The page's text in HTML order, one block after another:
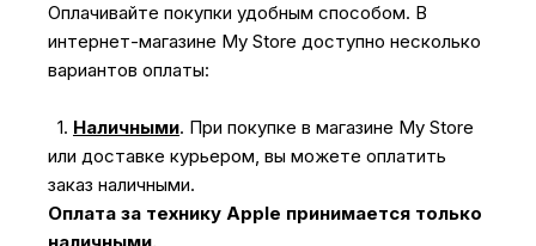
Оплачивайте покупки удобным способом. В
интернет-магазине My Store доступно несколько
вариантов оплаты:
1. Наличными. При покупке в магазине My Store
или доставке курьером, вы можете оплатить
заказ наличными.
Оплата за технику Apple принимается только